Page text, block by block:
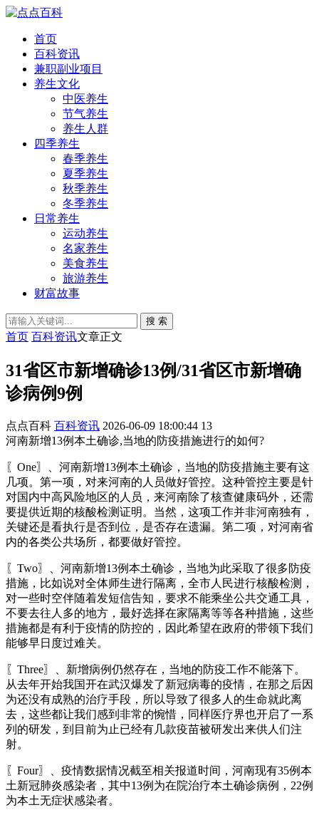
首页
百科资讯
兼职副业项目
养生文化
中医养生
节气养生
养生人群
四季养生
春季养生
夏季养生
秋季养生
冬季养生
日常养生
运动养生
名家养生
美食养生
旅游养生
财富故事
搜 索
首页 百科资讯文章正文
31省区市新增确诊13例/31省区市新增确
诊病例9例
点点百科 百科资讯 2026-06-09 18:00:44 13
河南新增13例本土确诊,当地的防疫措施进行的如何?
〖One〗、河南新增13例本土确诊，当地的防疫措施主要有这
几项。第一项，对来河南的人员做好管控。这种管控主要是针
对国内中高风险地区的人员，来河南除了核查健康码外，还需
要提供近期的核酸检测证明。当然，这项工作并非河南独有，
关键还是看执行是否到位，是否存在遗漏。第二项，对河南省
内的各类公共场所，都要做好管控。
〖Two〗、河南新增13例本土确诊，当地为此采取了很多防疫
措施，比如说对全体师生进行隔离，全市人民进行核酸检测，
对一些时空伴随着发短信告知，要求不能乘坐公共交通工具，
不要去往人多的地方，最好选择在家隔离等等各种措施，这些
措施都是有利于疫情的防控的，因此希望在政府的带领下我们
能够早日度过难关。
〖Three〗、新增病例仍然存在，当地的防疫工作不能落下。
从去年开始我国开在武汉爆发了新冠病毒的疫情，在那之后因
为还没有成熟的治疗手段，所以导致了很多人的生命就此离
去，这些都让我们感到非常的惋惜，同样医疗界也开启了一系
列的研发，到目前为止已经有几款疫苗被研发出来供人们注
射。
〖Four〗、疫情数据情况截至相关报道时间，河南现有35例本
土新冠肺炎感染者，其中13例为在院治疗本土确诊病例，22例
为本土无症状感染者。